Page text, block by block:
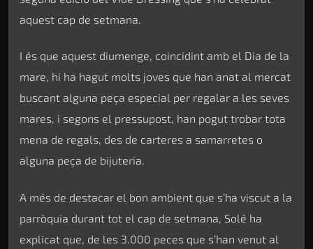
aquest cap de setmana.
I és que aquest diumenge, coincidint amb el Dia de la
mare, hi ha hagut molts joves que han anat al mercat
buscant alguna peça especial per regalar a les seves
mares, i segons el pressupost, han pogut trobar tota
mena de regals, des de carteres a samarretes o
alguna peça de bijuteria.
A més de destacar el bon ambient que s’ha viscut a la
parròquia durant tot el cap de setmana, Solé ha
explicat que, de les 3.000 peces que s’han venut al